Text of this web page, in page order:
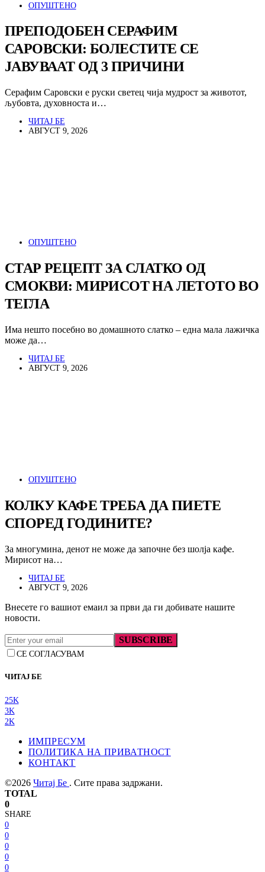
ОПУШТЕНО
ПРЕПОДОБЕН СЕРАФИМ
САРОВСКИ: БОЛЕСТИТЕ СЕ
ЈАВУВААТ ОД 3 ПРИЧИНИ
Серафим Саровски е руски светец чија мудрост за животот,
љубовта, духовноста и…
ЧИТАЈ БЕ
АВГУСТ 9, 2026
ОПУШТЕНО
СТАР РЕЦЕПТ ЗА СЛАТКО ОД
СМОКВИ: МИРИСОТ НА ЛЕТОТО ВО
ТЕГЛА
Има нешто посебно во домашното слатко – една мала лажичка
може да…
ЧИТАЈ БЕ
АВГУСТ 9, 2026
ОПУШТЕНО
КОЛКУ КАФЕ ТРЕБА ДА ПИЕТЕ
СПОРЕД ГОДИНИТЕ?
За многумина, денот не може да започне без шолја кафе.
Мирисот на…
ЧИТАЈ БЕ
АВГУСТ 9, 2026
Внесете го вашиот емаил за први да ги добивате нашите
новости.
SUBSCRIBE
СЕ СОГЛАСУВАМ
ЧИТАЈ БЕ
25K
3K
2K
ИМПРЕСУМ
ПОЛИТИКА НА ПРИВАТНОСТ
КОНТАКТ
©2026 Читај Бе . Сите права задржани.
TOTAL
0
SHARE
0
0
0
0
0